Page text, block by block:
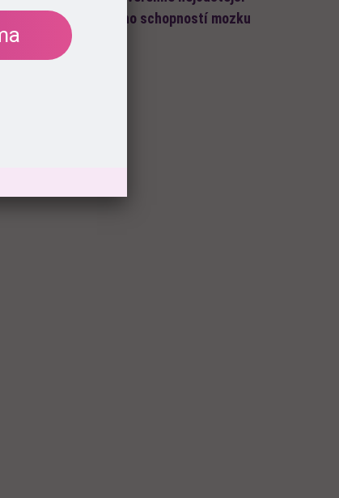
bohužel způsobeno schopností mozku